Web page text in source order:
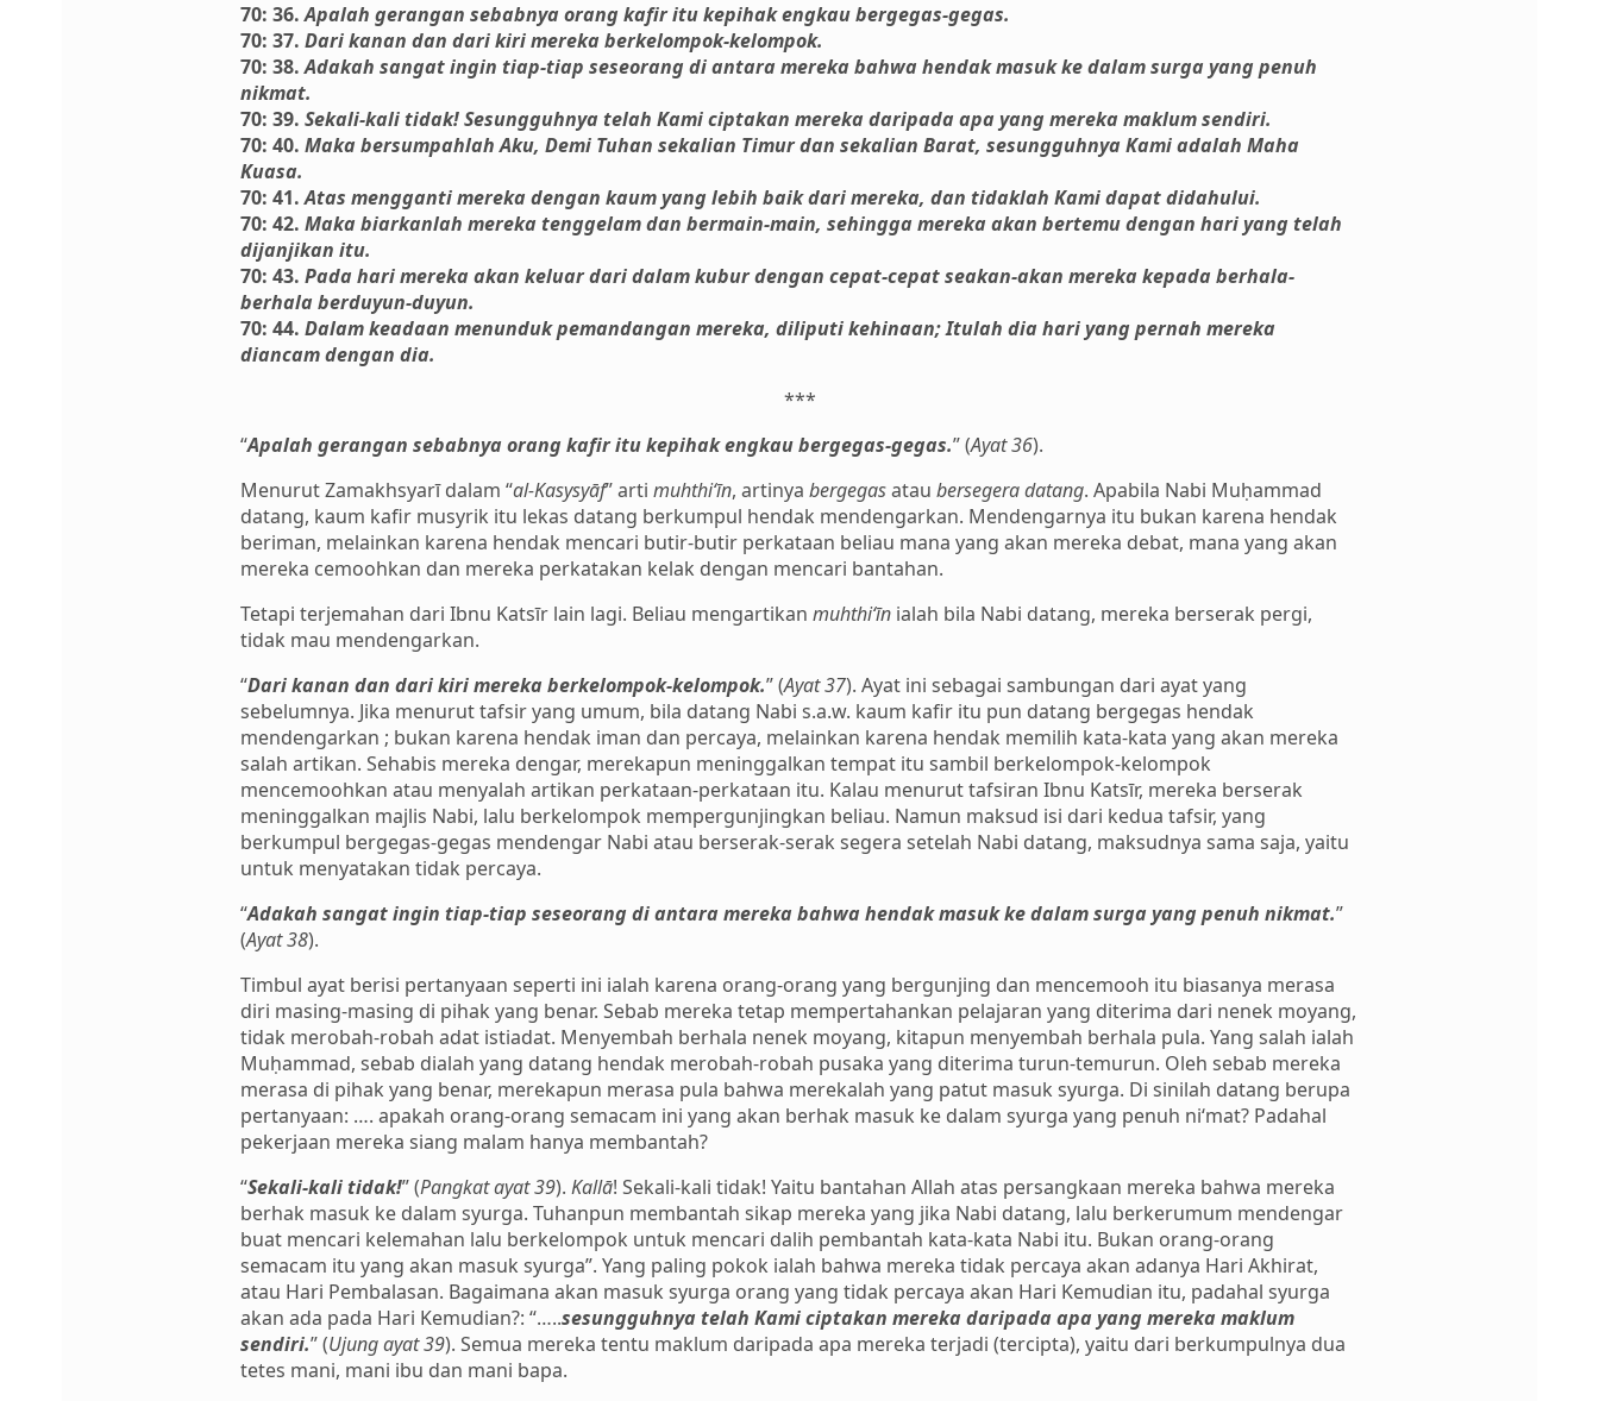
70: 36.Apalah gerangan sebabnya orang kafir itu kepihak engkau bergegas-gegas.
70: 37. Dari kanan dan dari kiri mereka berkelompok-kelompok.
70: 38.Adakah sangat ingin tiap-tiap seseorang di antara mereka bahwa hendak masuk ke dalam surga yang penuh
nikmat.
70: 39. Sekali-kali tidak! Sesungguhnya telah Kami ciptakan mereka daripada apa yang mereka maklum sendiri.
70: 40. Maka bersumpahlah Aku, Demi Tuhan sekalian Timur dan sekalian Barat, sesungguhnya Kami adalah Maha
Kuasa.
70: 41.Atas mengganti mereka dengan kaum yang lebih baik dari mereka, dan tidaklah Kami dapat didahului.
70: 42. Maka biarkanlah mereka tenggelam dan bermain-main, sehingga mereka akan bertemu dengan hari yang telah
dijanjikan itu.
70: 43. Pada hari mereka akan keluar dari dalam kubur dengan cepat-cepat seakan-akan mereka kepada berhala-
berhala berduyun-duyun.
70: 44. Dalam keadaan menunduk pemandangan mereka, diliputi kehinaan; Itulah dia hari yang pernah mereka
diancam dengan dia.
***
“Apalah gerangan sebabnya orang kafir itu kepihak engkau bergegas-gegas.” (Ayat 36).
Menurut Zamakhsyarī dalam “al-Kasysyāf” arti muhthi‘īn, artinya bergegasatau bersegera datang. Apabila Nabi Muḥammad
datang, kaum kafir musyrik itu lekas datang berkumpul hendak mendengarkan. Mendengarnya itu bukan karena hendak
beriman, melainkan karena hendak mencari butir-butir perkataan beliau mana yang akan mereka debat, mana yang akan
mereka cemoohkan dan mereka perkatakan kelak dengan mencari bantahan.
Tetapi terjemahan dari Ibnu Katsīr lain lagi. Beliau mengartikan muhthi‘īn ialah bila Nabi datang, mereka berserak pergi,
tidak mau mendengarkan.
“Dari kanan dan dari kiri mereka berkelompok-kelompok.” (Ayat 37). Ayat ini sebagai sambungan dari ayat yang
sebelumnya. Jika menurut tafsir yang umum, bila datang Nabi s.a.w. kaum kafir itu pun datang bergegas hendak
mendengarkan ; bukan karena hendak iman dan percaya, melainkan karena hendak memilih kata-kata yang akan mereka
salah artikan. Sehabis mereka dengar, merekapun meninggalkan tempat itu sambil berkelompok-kelompok
mencemoohkan atau menyalah artikan perkataan-perkataan itu. Kalau menurut tafsiran Ibnu Katsīr, mereka berserak
meninggalkan majlis Nabi, lalu berkelompok mempergunjingkan beliau. Namun maksud isi dari kedua tafsir, yang
berkumpul bergegas-gegas mendengar Nabi atau berserak-serak segera setelah Nabi datang, maksudnya sama saja, yaitu
untuk menyatakan tidak percaya.
“Adakah sangat ingin tiap-tiap seseorang di antara mereka bahwa hendak masuk ke dalam surga yang penuh nikmat.”
(Ayat 38).
Timbul ayat berisi pertanyaan seperti ini ialah karena orang-orang yang bergunjing dan mencemooh itu biasanya merasa
diri masing-masing di pihak yang benar. Sebab mereka tetap mempertahankan pelajaran yang diterima dari nenek moyang,
tidak merobah-robah adat istiadat. Menyembah berhala nenek moyang, kitapun menyembah berhala pula. Yang salah ialah
Muḥammad, sebab dialah yang datang hendak merobah-robah pusaka yang diterima turun-temurun. Oleh sebab mereka
merasa di pihak yang benar, merekapun merasa pula bahwa merekalah yang patut masuk syurga. Di sinilah datang berupa
pertanyaan: …. apakah orang-orang semacam ini yang akan berhak masuk ke dalam syurga yang penuh ni‘mat? Padahal
pekerjaan mereka siang malam hanya membantah?
“Sekali-kali tidak!” (Pangkat ayat 39). Kallā! Sekali-kali tidak! Yaitu bantahan Allah atas persangkaan mereka bahwa mereka
berhak masuk ke dalam syurga. Tuhanpun membantah sikap mereka yang jika Nabi datang, lalu berkerumum mendengar
buat mencari kelemahan lalu berkelompok untuk mencari dalih pembantah kata-kata Nabi itu. Bukan orang-orang
semacam itu yang akan masuk syurga”. Yang paling pokok ialah bahwa mereka tidak percaya akan adanya Hari Akhirat,
atau Hari Pembalasan. Bagaimana akan masuk syurga orang yang tidak percaya akan Hari Kemudian itu, padahal syurga
akan ada pada Hari Kemudian?: “…..sesungguhnya telah Kami ciptakan mereka daripada apa yang mereka maklum
sendiri.” (Ujung ayat 39). Semua mereka tentu maklum daripada apa mereka terjadi (tercipta), yaitu dari berkumpulnya dua
tetes mani, mani ibu dan mani bapa.